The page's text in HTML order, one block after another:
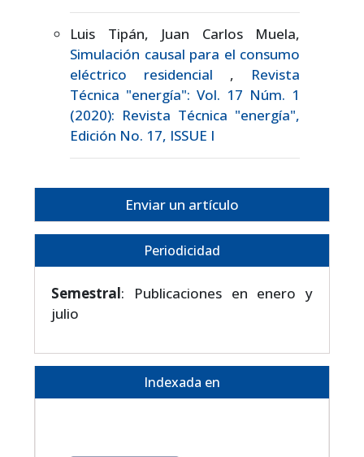
Luis Tipán, Juan Carlos Muela,
Simulación causal para el consumo
eléctrico residencial , Revista
Técnica "energía": Vol. 17 Núm. 1
(2020): Revista Técnica "energía",
Edición No. 17, ISSUE I
Enviar un artículo
Periodicidad
Semestral: Publicaciones en enero y
julio
Indexada en